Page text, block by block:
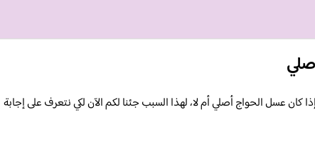
عسل الحواج أصلي أم لا، لهذا السبب جئنا لكم الآن لكي نتعرف على إجابة